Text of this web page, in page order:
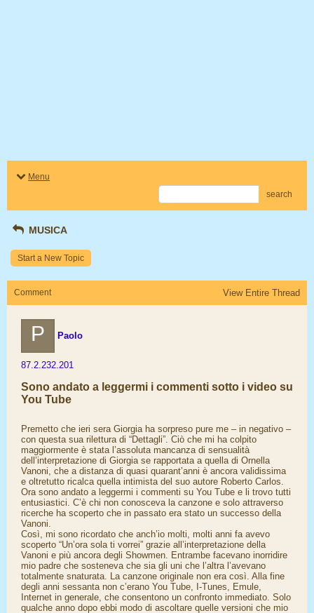
Menu
search
MUSICA
Start a New Topic
Comment View Entire Thread
P Paolo
87.2.232.201
Sono andato a leggermi i commenti sotto i video su
You Tube
Premetto che ieri sera Giorgia ha sorpreso pure me – in negativo –
con questa sua rilettura di “Dettagli”. Ciò che mi ha colpito
maggiormente è stata l’assoluta mancanza di sensualità
dell’interpretazione di Giorgia se rapportata a quella di Ornella
Vanoni, che a distanza di quasi quarant’anni è ancora validissima
e oltretutto ricalca quella intimista del suo autore Roberto Carlos.
Ora sono andato a leggermi i commenti su You Tube e li trovo tutti
entusiastici. C’è chi non conosceva la canzone e solo attraverso
ricerche ha scoperto che in passato era stato un successo della
Vanoni.
Così, mi sono ricordato che anch’io molti, molti anni fa avevo
scoperto “Un’ora sola ti vorrei” grazie all’interpretazione della
Vanoni e più ancora degli Showmen. Entrambe facevano inorridire
mio padre che sosteneva che sia gli uni che l’altra l’avevano
totalmente snaturata. La canzone originale non era così. Alla fine
degli anni sessanta non c’erano You Tube, I-Tunes, Emule,
Internet in generale, che consentono un confronto immediato. Solo
qualche anno dopo ebbi modo di ascoltare quelle versioni che mio